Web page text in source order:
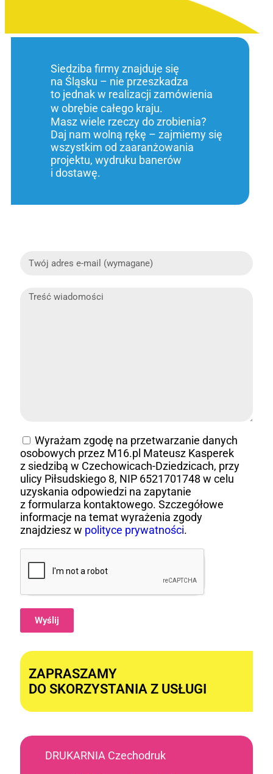
Siedziba firmy znajduje się
na Śląsku – nie przeszkadza
to jednak w realizacji zamówienia
w obrębie całego kraju.
Masz wiele rzeczy do zrobienia?
Daj nam wolną rękę – zajmiemy się
wszystkim od zaaranżowania
projektu, wydruku banerów
i dostawę.
Wyrażam zgodę na przetwarzanie danych
osobowych przez M16.pl Mateusz Kasperek
z siedzibą w Czechowicach-Dziedzicach, przy
ulicy Piłsudskiego 8, NIP 6521701748 w celu
uzyskania odpowiedzi na zapytanie
z formularza kontaktowego. Szczegółowe
informacje na temat wyrażenia zgody
znajdziesz w polityce prywatności.
Wyślij
ZAPRASZAMY
DO SKORZYSTANIA Z USŁUGI
DRUKARNIA Czechodruk